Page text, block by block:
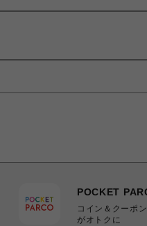
POCKET
コイン＆クーポ
がオトクに